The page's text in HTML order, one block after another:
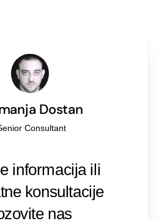
Dostan
Consultant
informacija ili
konsultacije
nas